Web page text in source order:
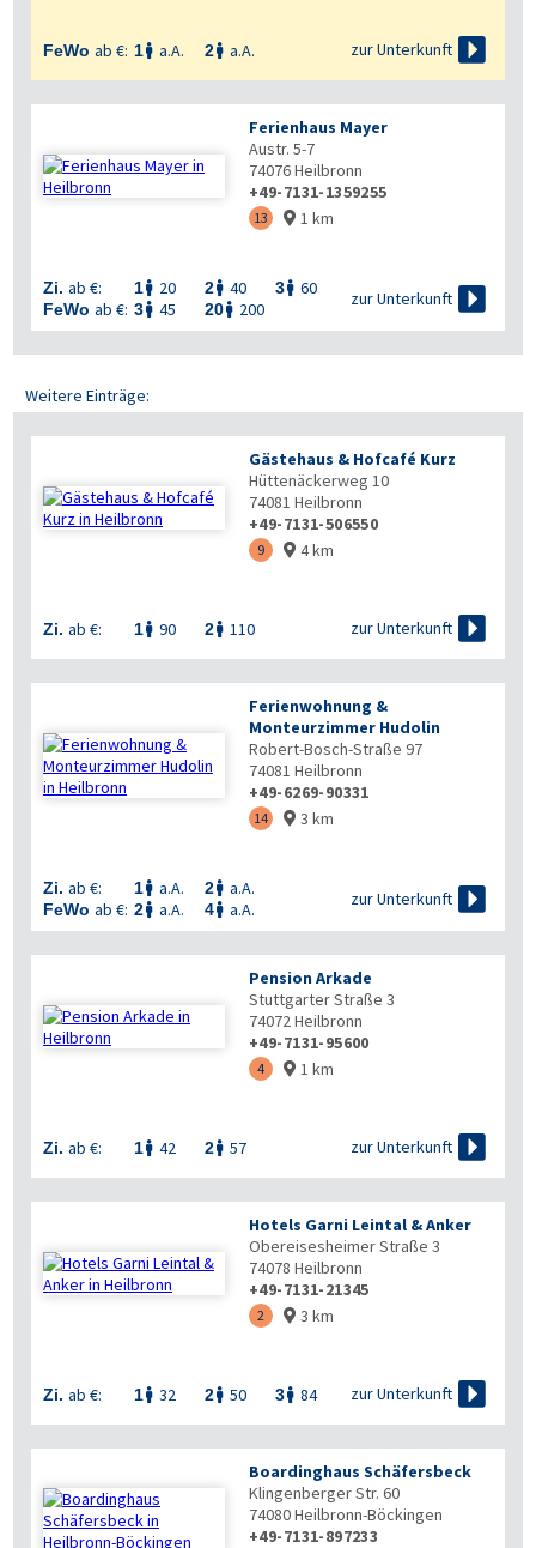
FeWo ab €: 1 a.A. 2 a.A. zur Unterkunft 
Ferienhaus Mayer
Austr. 5-7
74076Heilbronn
+49-7131-1359255
13  1 km
Zi. ab €: 1 20 2 40 3 60
FeWo ab €: 3 45 20 200
zur Unterkunft 
Weitere Einträge:
Gästehaus & Hofcafé Kurz
Hüttenäckerweg 10
74081 Heilbronn
+49-7131-506550
9  4 km
Zi. ab €: 1 90 2 110 zur Unterkunft 
Ferienwohnung &
Monteurzimmer Hudolin
Robert-Bosch-Straße 97
74081 Heilbronn
+49-6269-90331
14  3 km
Zi. ab €: 1 a.A. 2 a.A.
FeWo ab €: 2 a.A. 4 a.A.
zur Unterkunft 
Pension Arkade
Stuttgarter Straße 3
74072Heilbronn
+49-7131-95600
4  1 km
Zi. ab €: 1 42 2 57 zur Unterkunft 
Hotels Garni Leintal & Anker
Obereisesheimer Straße 3
74078 Heilbronn
+49-7131-21345
2  3 km
Zi. ab €: 1 32 2 50 3 84 zur Unterkunft 
Boardinghaus Schäfersbeck
Klingenberger Str. 60
74080Heilbronn-Böckingen
+49-7131-897233